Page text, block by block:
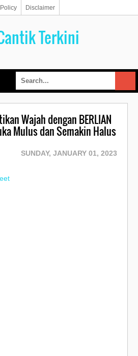
Disclaimer
Terkini
Wajah dengan BERLIAN
Mulus dan Semakin Halus
SUNDAY, JANUARY 01, 2023